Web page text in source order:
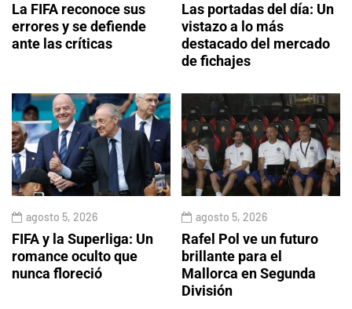
La FIFA reconoce sus
errores y se defiende
ante las críticas
Las portadas del día: Un
vistazo a lo más
destacado del mercado
de fichajes
agosto 5, 2026
FIFA y la Superliga: Un
romance oculto que
nunca floreció
agosto 5, 2026
Rafel Pol ve un futuro
brillante para el
Mallorca en Segunda
División